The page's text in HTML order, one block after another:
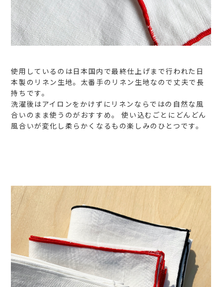
使用しているのは日本国内で最終仕上げまで行われた日
本製のリネン生地。太番手のリネン生地なので丈夫で長
持ちです。
洗濯後はアイロンをかけずにリネンならではの自然な風
合いのまま使うのがおすすめ。
使い込むごとにどんどん
風合いが変化し柔らかくなるもの楽しみのひとつです。